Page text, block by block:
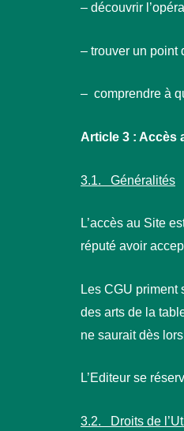
– découvrir
– trouver un point
– comprendre à
Article 3 : Accès
3.1. Généralités
L’accès au Site
réputé avoir
Les CGU priment
des arts de la
ne saurait dès
L’Editeur se
3.2. Droits de